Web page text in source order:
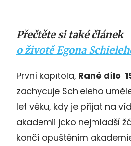
Přečtěte si také článek
o životě Egona
První kapitola, Rané dílo
zachycuje Schieleho
let věku, kdy je přijat na
akademii jako nejmladší
končí opuštěním